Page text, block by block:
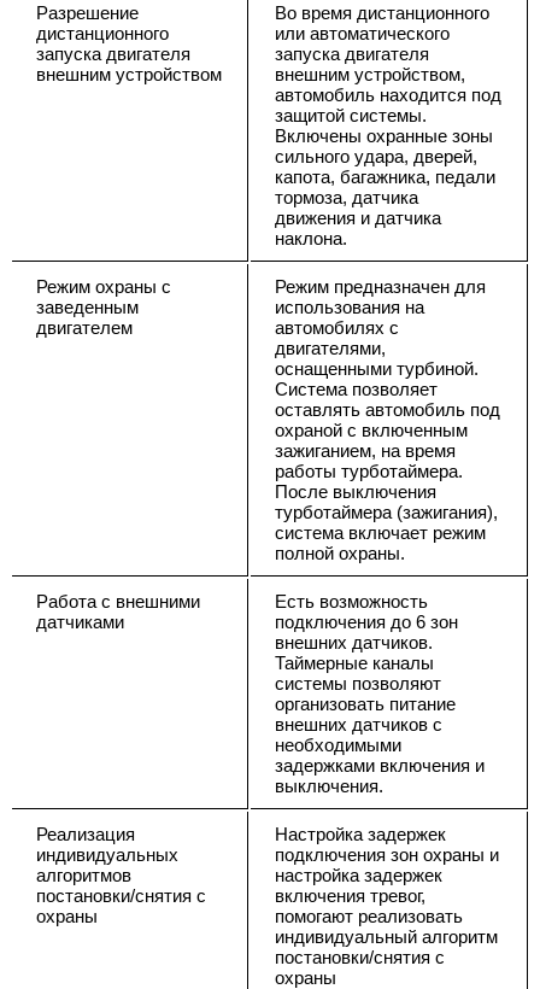
Разрешение
дистанционного
запуска двигателя
внешним устройством
Во время дистанционного
или автоматического
запуска двигателя
внешним устройством,
автомобиль находится под
защитой системы.
Включены охранные зоны
сильного удара, дверей,
капота, багажника, педали
тормоза, датчика
движения и датчика
наклона.
Режим охраны с
заведенным
двигателем
Режим предназначен для
использования на
автомобилях с
двигателями,
оснащенными турбиной.
Система позволяет
оставлять автомобиль под
охраной с включенным
зажиганием, на время
работы турботаймера.
После выключения
турботаймера (зажигания),
система включает режим
полной охраны.
Работа с внешними
датчиками
Есть возможность
подключения до 6 зон
внешних датчиков.
Таймерные каналы
системы позволяют
организовать питание
внешних датчиков с
необходимыми
задержками включения и
выключения.
Реализация
индивидуальных
алгоритмов
постановки/снятия с
охраны
Настройка задержек
подключения зон охраны и
настройка задержек
включения тревог,
помогают реализовать
индивидуальный алгоритм
постановки/снятия с
охраны